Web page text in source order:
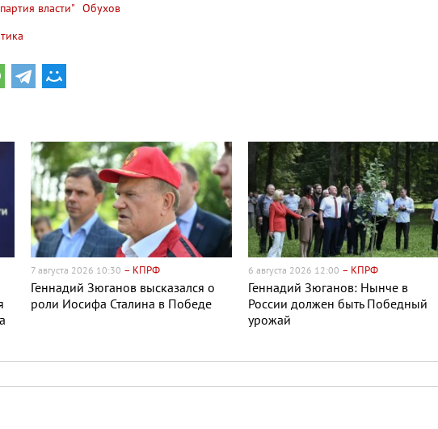
власти" Обухов
7 августа 2026 10:30 – КПРФ
Геннадий Зюганов высказался о
роли Иосифа Сталина в Победе
6 августа 2026 12:00 – КПРФ
Геннадий Зюганов: Нынче в
России должен быть Победный
урожай